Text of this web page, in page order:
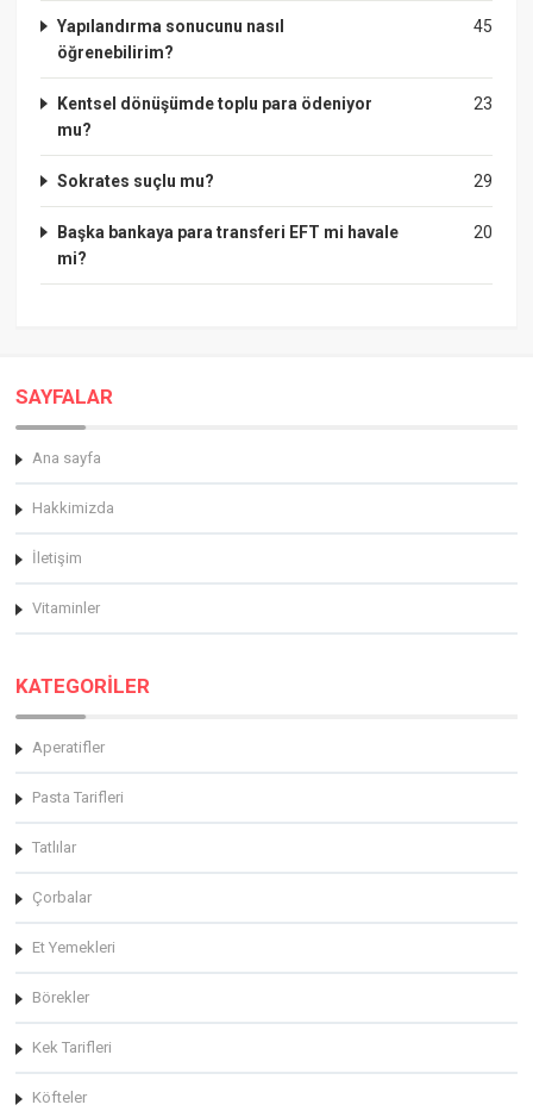
45
Yapılandırma sonucunu nasıl
öğrenebilirim?
23
Kentsel dönüşümde toplu para ödeniyor
mu?
29
Sokrates suçlu mu?
20
Başka bankaya para transferi EFT mi havale
mi?
SAYFALAR
Ana sayfa
Hakkimizda
İletişim
Vitaminler
KATEGORİLER
Aperatifler
Pasta Tarifleri
Tatlılar
Çorbalar
Et Yemekleri
Börekler
Kek Tarifleri
Köfteler